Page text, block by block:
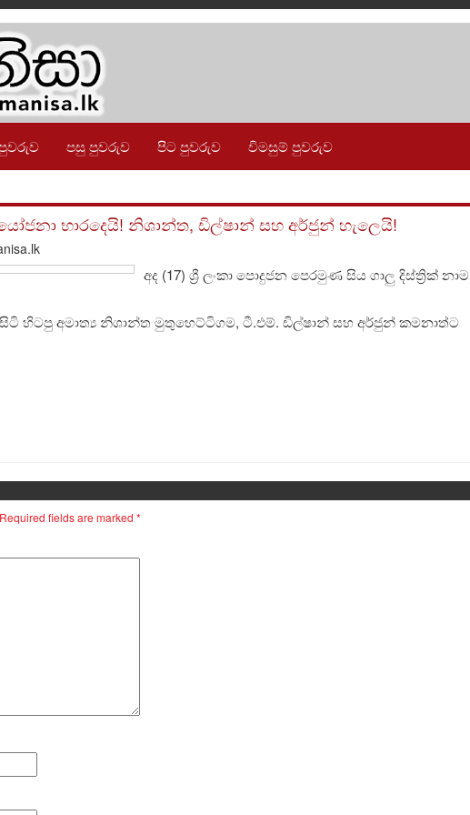
පසු පුවරුව පිට පුවරුව විමසුම් පුවරුව
භාරදෙයි! නිශාන්ත, ඩිල්ෂාන් සහ අර්ජුන් හැලෙයි!
අද (17) ශ්‍රී ලංකා පොදුජන පෙරමුණ සිය ගාලු දිස්ත්‍රික් නාම
හිටපු අමාත්‍ය නිශාන්ත මුතුහෙට්ටිගම, ටී.එම්. ඩිල්ෂාන් සහ අර්ජුන් කමනාත්ට
Required fields are marked *